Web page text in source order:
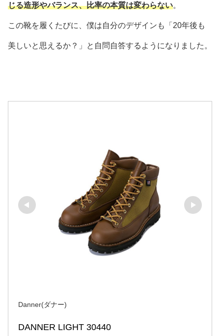
じる造形やバランス、比率の本質は変わらない。
この靴を履くたびに、僕は自分のデザインも「20年後も
美しいと思えるか？」と自問自答するようになりました。
Danner(ダナー)
DANNER LIGHT 30440